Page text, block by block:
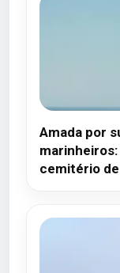
Amada por
cemitério